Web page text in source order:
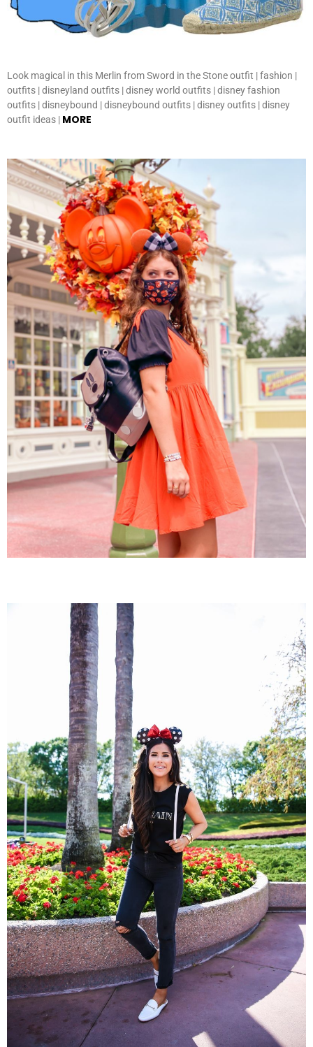
Look magical in this Merlin from Sword in the Stone outfit | fashion |
outfits | disneyland outfits | disney world outfits | disney fashion
outfits | disneybound | disneybound outfits | disney outfits | disney
outfit ideas | MORE